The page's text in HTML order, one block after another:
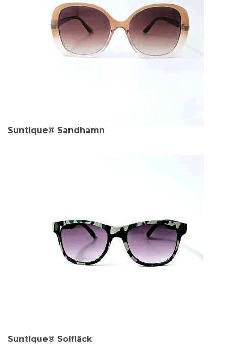
Suntique® Sandhamn
Suntique® Solfläck